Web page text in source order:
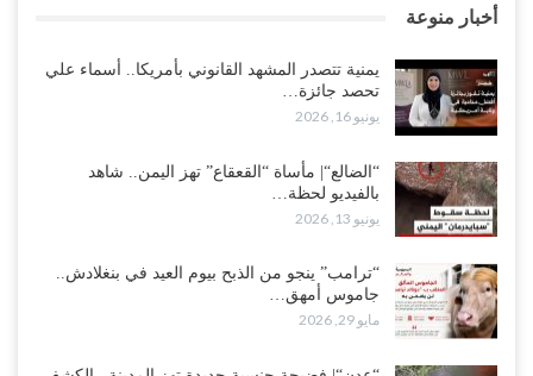
أخبار منوعة
يمنية تتصدر المشهد القانوني بأمريكا.. أسماء علي
تحصد جائزة…
يونيو 16, 2026
“الضالع“| مأساة “القعقاع” تهز اليمن.. شاهد
بالفيديو لحظة…
يونيو 13, 2026
“ترامب” ينجو من الذبح بيوم العيد في بنغلادش..
جاموس أمهق…
مايو 29, 2026